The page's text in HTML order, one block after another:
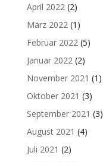
April 2022 (2)
März 2022 (1)
Februar 2022 (5)
Januar 2022 (2)
November 2021 (1)
Oktober 2021 (3)
September 2021 (3)
August 2021 (4)
Juli 2021 (2)